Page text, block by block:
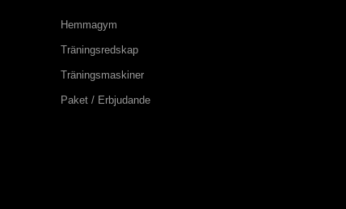
Hemmagym
Träningsredskap
Träningsmaskiner
Paket / Erbjudande